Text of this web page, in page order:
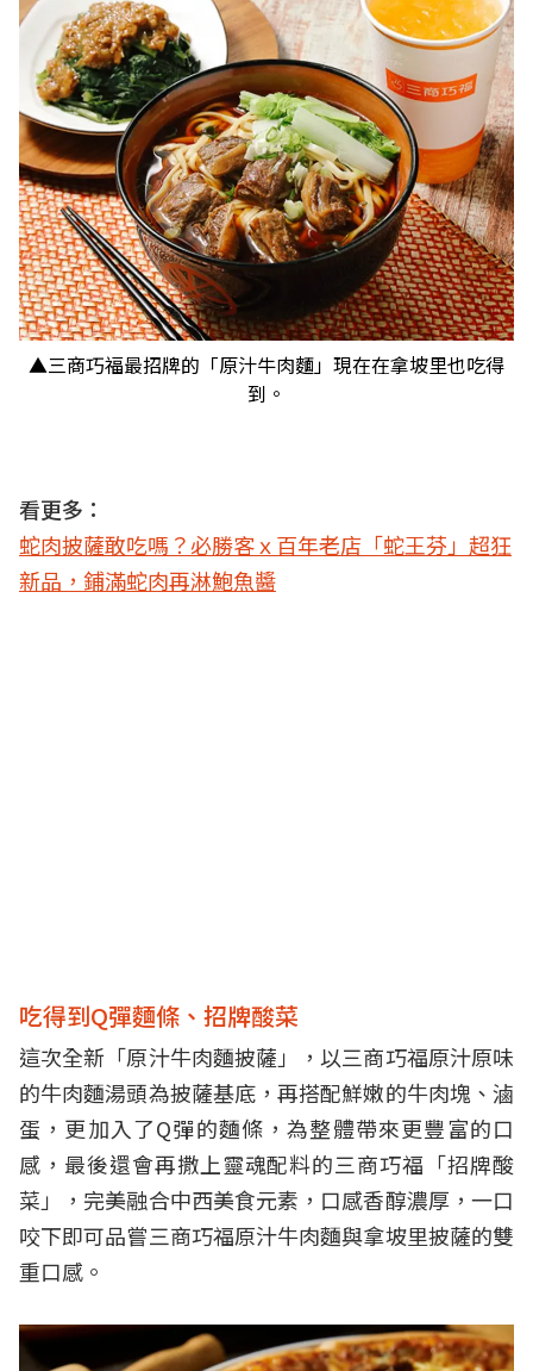
▲三商巧福最招牌的「原汁牛肉麵」現在在拿坡里也吃得
到。
看更多：
蛇肉披薩敢吃嗎？必勝客ｘ百年老店「蛇王芬」超狂
新品，鋪滿蛇肉再淋鮑魚醬
吃得到Q彈麵條、招牌酸菜
這次全新「原汁牛肉麵披薩」，以三商巧福原汁原味
的牛肉麵湯頭為披薩基底，再搭配鮮嫩的牛肉塊、滷
蛋，更加入了Q彈的麵條，為整體帶來更豐富的口
感，最後還會再撒上靈魂配料的三商巧福「招牌酸
菜」，完美融合中西美食元素，口感香醇濃厚，一口
咬下即可品嘗三商巧福原汁牛肉麵與拿坡里披薩的雙
重口感。